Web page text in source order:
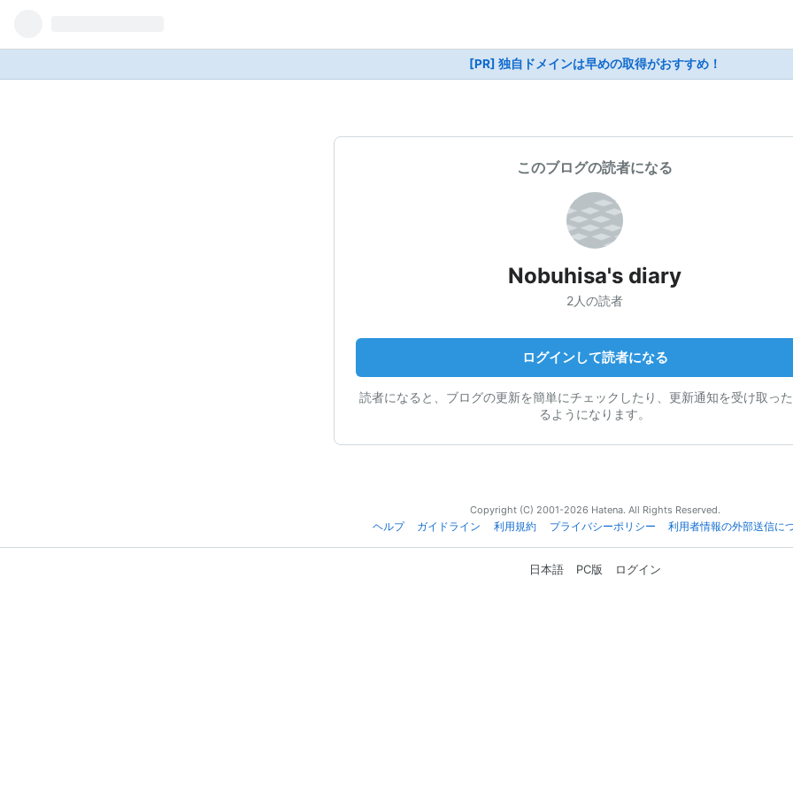
[PR] 独自ドメインは早めの取得がおすすめ！
このブログの読者になる
Nobuhisa's diary
2人の読者
ログインして読者になる
読者になると、ブログの更新を簡単にチェックしたり、更新通知を受け取っ
るようになります。
Copyright (C) 2001-2026 Hatena. All Rights Reserved.
ヘルプ
ガイドライン 利用規約 プライバシーポリシー 利用者情報の外部送信に
日本語 PC版 ログイン